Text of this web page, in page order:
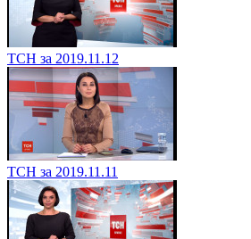
ТСН за 2019.11.12
ТСН за 2019.11.11